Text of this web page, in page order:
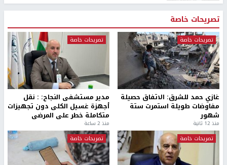
تصريحات خاصة
تصريحات خاصة
غازي حمد للشرق: الاتفاق حصيلة
مفاوضات طويلة استمرت ستة
شهور
منذ 12 ثانية
تصريحات خاصة
مدير مستشفى النجاح: : نقل
أجهزة غسيل الكلى دون تجهيزات
متكاملة خطر على المرضى
منذ 2 ساعة
تصريحات خاصة
تصريحات خاصة